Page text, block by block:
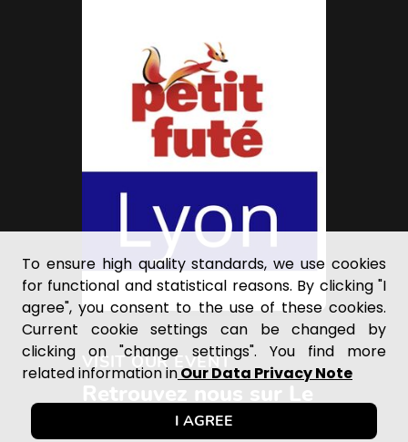
VISIT OUR EVENT
Petit Futé !
To ensure high quality standards, we use cookies
for functional and statistical reasons. By clicking "I
agree", you consent to the use of these cookies.
Current cookie settings can be changed by
clicking on "change settings". You find more
related information inOur Data Privacy Note
I AGREE